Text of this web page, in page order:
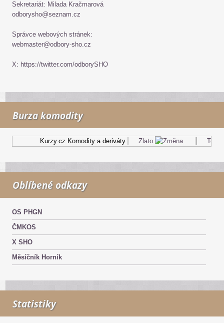
Sekretariát: Milada Kračmarová
odborysho@seznam.cz
Správce webových stránek:
webmaster@odbory-sho.cz
X: https://twitter.com/odborySHO
Burza komodity
Kurzy.cz Komodity a deriváty Zlato
Oblíbené odkazy
OS PHGN
ČMKOS
X SHO
Měsíčník Horník
Statistiky